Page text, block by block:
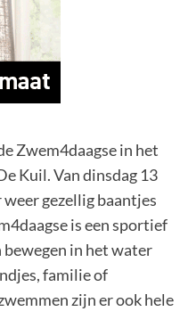
Zwem4daagse in het
Kuil. Van dinsdag 13
gezellig baantjes
is een sportief
in het water
familie of
zijn er ook hele